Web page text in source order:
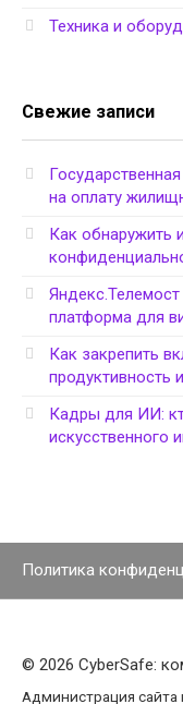
Техника и
Свежие записи
на оплату
Как обнаружить
платформа для
Как закрепить
продуктивность
Кадры для ИИ:
искусственного
Политика
© 2026 CyberSafe:
Администрация сайта